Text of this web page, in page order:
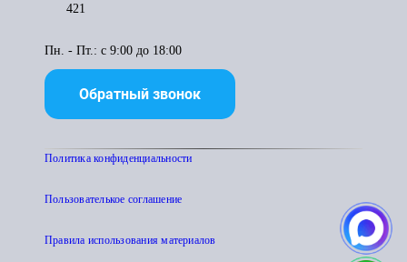
421
Пн. - Пт.: с 9:00 до 18:00
Обратный звонок
Политика конфиденциальности
Пользователькое соглашение
Правила использования материалов